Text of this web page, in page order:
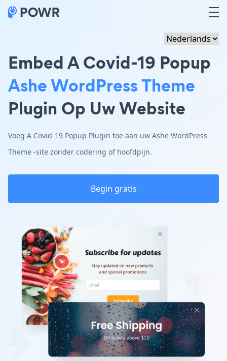
Embed A Covid-19 Popup
Ashe WordPress Theme
Plugin Op Uw Website
Voeg A Covid-19 Popup Plugin toe aan uw Ashe WordPress
Theme -site zonder codering of hoofdpijn.
Begin gratis